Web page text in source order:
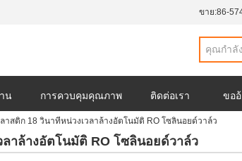
ขาย:86-
น การควบคุมคุณภาพ ติดต่อเรา ขออ้
ลาสติก 18 วินาทีหน่วงเวลาล้างอัตโนมัติ RO โซลินอยด์วาล์ว
ลาล้างอัตโนมัติ RO โซลินอยด์วาล์ว